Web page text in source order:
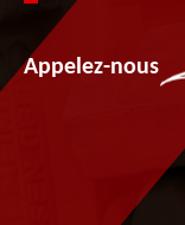
Appelez-nous